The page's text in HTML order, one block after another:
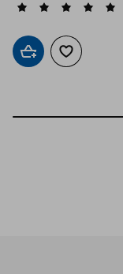
Добави вДобави